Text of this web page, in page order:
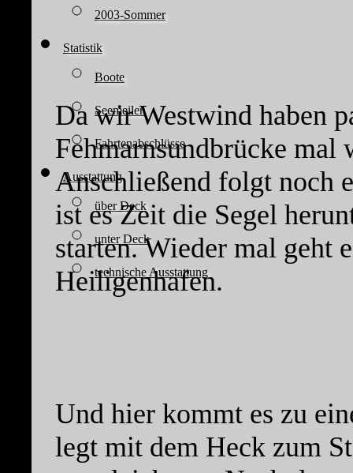
2003-Sommer
Statistik
Boote
Seemeilen
Fahrtenabschlüsse
Ausstattung
über Deck
unter Deck
technische Ausstattung
Da wir Westwind haben
Fehmarnsundbrücke mal
Anschließend folgt noch
ist es Zeit die Segel
starten. Wieder mal geht
Heiligenhafen.
Und hier kommt es zu
legt mit dem Heck zum